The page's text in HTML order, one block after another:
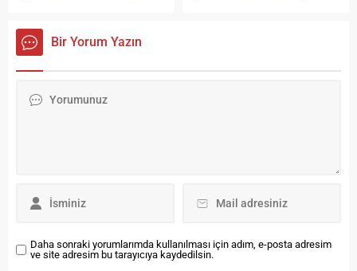
Bir Yorum Yazın
Daha sonraki yorumlarımda kullanılması için adım, e-posta adresim
ve site adresim bu tarayıcıya kaydedilsin.